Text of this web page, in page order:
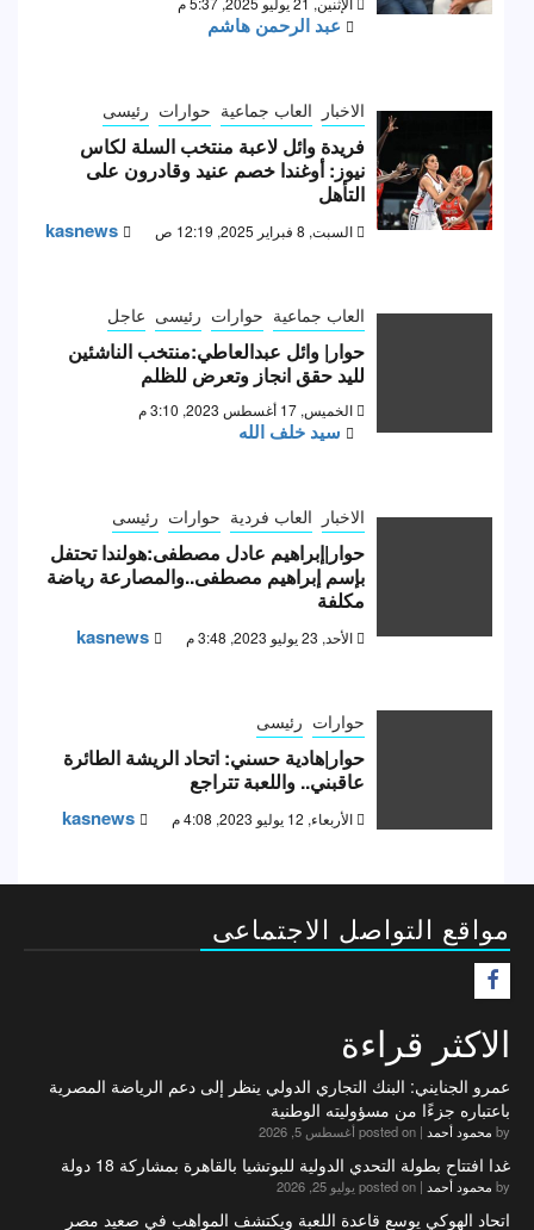
عبد الرحمن هاشم
الاخبار العاب جماعية حوارات رئيسى
فريدة وائل لاعبة منتخب السلة لكاس
نيوز: أوغندا خصم عنيد وقادرون على
التأهل
السبت, 8 فبراير 2025, 12:19 ص kasnews
العاب جماعية حوارات رئيسى عاجل
حوار| وائل عبدالعاطي:منتخب الناشئين
لليد حقق انجاز وتعرض للظلم
الخميس, 17 أغسطس 2023, 3:10 م
سيد خلف الله
الاخبار العاب فردية حوارات رئيسى
حوار|إبراهيم عادل مصطفى:هولندا تحتفل
بإسم إبراهيم مصطفى..والمصارعة رياضة
مكلفة
الأحد, 23 يوليو 2023, 3:48 م kasnews
حوارات رئيسى
حوار|هادية حسني: اتحاد الريشة الطائرة
عاقبني.. واللعبة تتراجع
الأربعاء, 12 يوليو 2023, 4:08 م kasnews
مواقع التواصل الاجتماعى
الاكثر قراءة
عمرو الجنايني: البنك التجاري الدولي ينظر إلى دعم الرياضة المصرية
باعتباره جزءًا من مسؤوليته الوطنية
by محمود أحمد | posted on أغسطس 5, 2026
غدا افتتاح بطولة التحدي الدولية للبوتشيا بالقاهرة بمشاركة 18 دولة
by محمود أحمد | posted on يوليو 25, 2026
اتحاد الهوكي يوسع قاعدة اللعبة ويكتشف المواهب في صعيد مصر